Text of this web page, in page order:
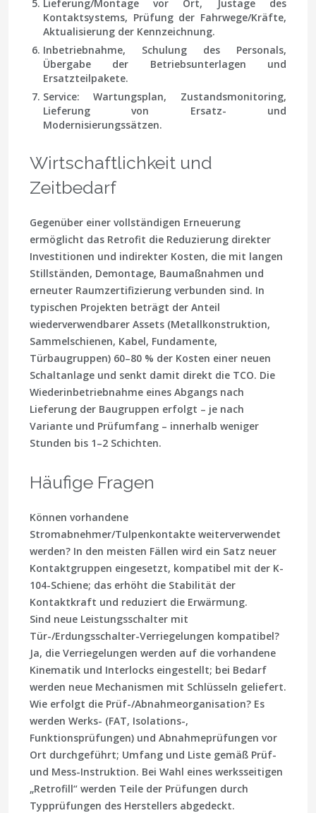
Lieferung/Montagevor Ort, Justage des
Kontaktsystems, Prüfung der Fahrwege/Kräfte,
Aktualisierung der Kennzeichnung.
Inbetriebnahme, Schulung des Personals,
Übergabe der Betriebsunterlagen und
Ersatzteilpakete.
Service: Wartungsplan, Zustandsmonitoring,
Lieferung von Ersatz- und
Modernisierungssätzen.
Wirtschaftlichkeit und
Zeitbedarf
Gegenüber einer vollständigen Erneuerung
ermöglicht das Retrofit die Reduzierung direkter
Investitionen und indirekter Kosten, die mit langen
Stillständen, Demontage, Baumaßnahmen und
erneuter Raumzertifizierung verbunden sind. In
typischen Projekten beträgt der Anteil
wiederverwendbarer Assets (Metallkonstruktion,
Sammelschienen, Kabel, Fundamente,
Türbaugruppen) 60–80 % der Kosten einer neuen
Schaltanlage und senkt damit direkt die TCO. Die
Wiederinbetriebnahme eines Abgangs nach
Lieferung der Baugruppen erfolgt – je nach
Variante und Prüfumfang – innerhalb weniger
Stunden bis 1–2 Schichten.
Häufige Fragen
Können vorhandene
Stromabnehmer/Tulpenkontakte weiterverwendet
werden? In den meisten Fällen wird ein Satz neuer
Kontaktgruppen eingesetzt, kompatibel mit der K-
104-Schiene; das erhöht die Stabilität der
Kontaktkraft und reduziert die Erwärmung.
Sind neue Leistungsschalter mit
Tür-/Erdungsschalter-Verriegelungen kompatibel?
Ja, die Verriegelungen werden auf die vorhandene
Kinematik und Interlocks eingestellt; bei Bedarf
werden neue Mechanismen mit Schlüsseln geliefert.
Wie erfolgt die Prüf-/Abnahmeorganisation? Es
werden Werks- (FAT, Isolations-,
Funktionsprüfungen) und Abnahmeprüfungen vor
Ort durchgeführt; Umfang und Liste gemäß Prüf-
und Mess-Instruktion. Bei Wahl eines werksseitigen
„Retrofill“ werden Teile der Prüfungen durch
Typprüfungen des Herstellers abgedeckt.